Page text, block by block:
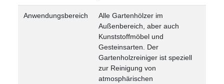
Anwendungsbereich
Alle Gartenhölzer im
Außenbereich, aber auch
Kunststoffmöbel und
Gesteinsarten. Der
Gartenholzreiniger ist speziell
zur Reinigung von
atmosphärischen